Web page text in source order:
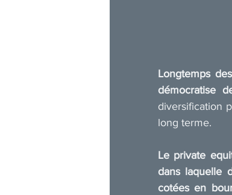
Longtemps
démocratise
diversification
long terme.
Le private
dans laquelle
cotées en